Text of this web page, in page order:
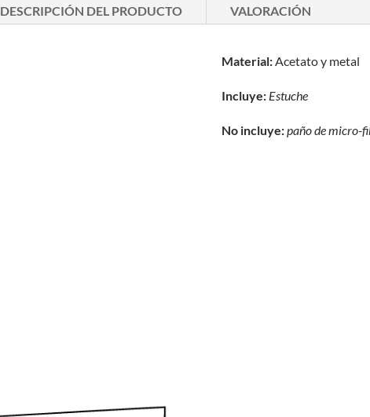
DESCRIPCIÓN DEL PRODUCTO VALORACIÓN
Material:Acetato y metal
Incluye: Estuche
No incluye:paño demicro-